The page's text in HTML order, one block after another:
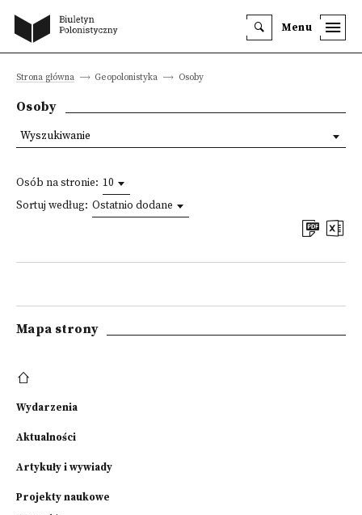
Menu
Strona główna Geopolonistyka Osoby
Osoby
Osób na stronie: 10
Sortuj według: Ostatnio dodane
Wyszukiwanie
Mapa strony
Wydarzenia
Aktualności
Artykuły i wywiady
Projekty naukowe